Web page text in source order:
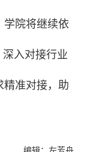
学院将继续依
入对接行业
精准对接，助